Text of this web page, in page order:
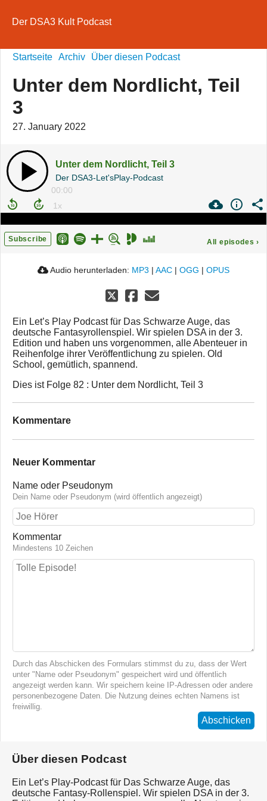
Der DSA3 Kult Podcast
Startseite Archiv Über diesen Podcast
Unter dem Nordlicht, Teil
3
27. January 2022
Unter dem Nordlicht, Teil 3
Der DSA3-Let'sPlay-Podcast
00:00
Subscribe All episodes ›
Audio herunterladen: MP3 | AAC | OGG | OPUS
Ein Let’s Play Podcast für Das Schwarze Auge, das
deutsche Fantasyrollenspiel. Wir spielen DSA in der 3.
Edition und haben uns vorgenommen, alle Abenteuer in
Reihenfolge ihrer Veröffentlichung zu spielen. Old
School, gemütlich, spannend.
Dies ist Folge 82 : Unter dem Nordlicht, Teil 3
Kommentare
Neuer Kommentar
Name oder Pseudonym
Dein Name oder Pseudonym (wird öffentlich angezeigt)
Kommentar
Mindestens 10 Zeichen
Durch das Abschicken des Formulars stimmst du zu, dass der Wert
unter "Name oder Pseudonym" gespeichert wird und öffentlich
angezeigt werden kann. Wir speichern keine IP-Adressen oder andere
personenbezogene Daten. Die Nutzung deines echten Namens ist
freiwillig.
Abschicken
Über diesen Podcast
Ein Let’s Play-Podcast für Das Schwarze Auge, das
deutsche Fantasy-Rollenspiel. Wir spielen DSA in der 3.